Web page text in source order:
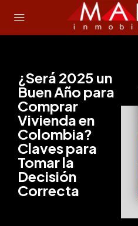
¿Será 2025 un
Buen Año para
Comprar
Vivienda en
Colombia?
Claves para
Tomar la
Decisión
Correcta